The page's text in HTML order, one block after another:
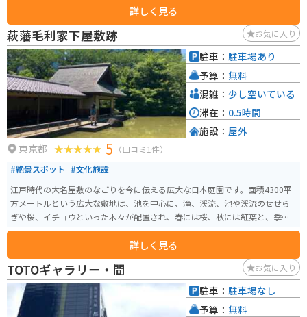
ジゾーン」「芝生広場ゾーン」の4つのゾーンに分かれており、それぞれが異
なる景観と雰囲気を提供しています。特に、桜やツツジ、アヤメなどの花が
咲き誇る季節には、多くの訪問者で賑わいます。 園内にはベンチや休憩スペ
ースも充実しており、のんびりと過ごすことができます。さらに、無線LANが
整備されています。また、ガーデン内にはアート作品や彫刻も点在してお
り、散策しながら芸術を楽しむことができます。東京ミッドタウン内のショ
ッピングやレストランエリアも近く、訪れる際には食事や買い物も一緒に楽
しむことができます。
詳しく見る
萩藩毛利家下屋敷跡 お気に入り
東京都 5 （口コミ1件）
#絶景スポット #文化施設
江戸時代の大名屋敷のなごりを今に伝える広大な日本庭園です。面積4300平
方メートルという広大な敷地は、池を中心に、滝、渓流、池や渓流のせせら
ぎや桜、イチョウといった木々が配置され、春には桜、秋には紅葉と、季節
ごとの風情を楽しめます。江戸時代に長州藩（萩藩）の毛利家の下屋敷があ
った場所で、現在でも敷地内には、江戸時代の石垣の一部が残っており、歴
史的な雰囲気を感じることができます。
詳しく見る
駐車： 駐車場あり
予算： 無料
混雑： 少し空いている
滞在： 0.5時間
施設： 屋外
TOTOギャラリー・間 お気に入り
駐車： 駐車場なし
予算： 無料